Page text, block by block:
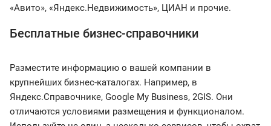
«Авито», «Яндекс.Недвижимость», ЦИАН и прочие.
Бесплатные бизнес-справочники
Разместите информацию о вашей компании в
крупнейших бизнес-каталогах. Например, в
Яндекс.Справочнике, Google My Business, 2GIS. Они
отличаются условиями размещения и функционалом.